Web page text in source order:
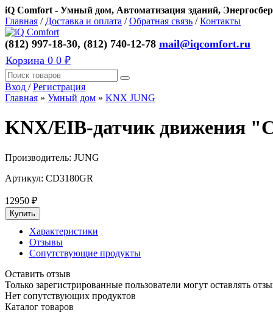
iQ Comfort - Умный дом, Автоматизация зданий,
Главная / Доставка и оплата /Обратная связь /Контакты
(812) 997-18-30, (812) 740-12-78 mail@iqcomfort.ru
Корзина 0 0 ₽
Вход /Регистрация
Главная » Умный дом » KNX JUNG
KNX/EIB-датчик движения
Производитель: JUNG
Артикул: CD3180GR
12950 ₽
Характеристики
Отзывы
Сопутствующие продукты
Оставить отзыв
Только зарегистрированные пользователи могут оставлять
Нет сопутствующих продуктов
Каталог товаров